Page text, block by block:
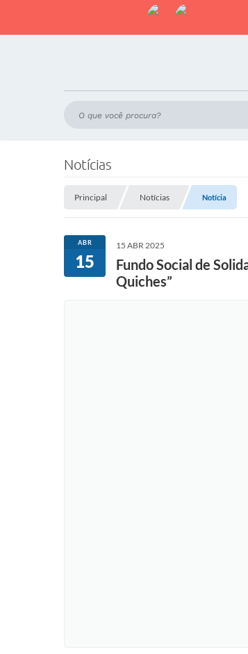
Notícias
Principal Notícias Notícia
ABR
15
15 ABR 2025
Fundo Social de
Quiches”